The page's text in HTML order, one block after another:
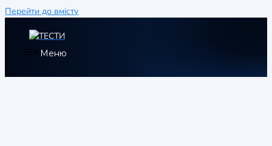
Перейти до вмісту
Меню